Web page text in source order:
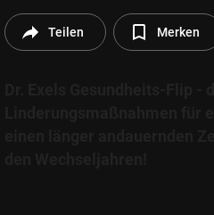
Teilen Merken